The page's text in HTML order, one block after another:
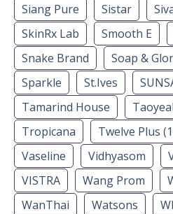
Siang Pure
Sistar
SkinRx Lab
Smooth E
Snake Brand
Soap &
Sparkle
St.Ives
Tamarind House
Tropicana
Twelve Plus
Vaseline
Vidhyasom
VISTRA
Wang Prom
WanThai
Watsons